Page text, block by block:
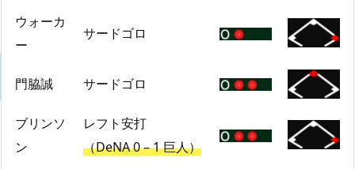
ウォーカ
ー
サードゴロ
門脇誠 サードゴロ
ブリンソ
ン
レフト安打
（DeNA 0 – 1 巨人）